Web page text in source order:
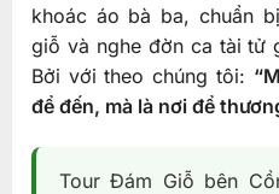
khoác áo bà ba, chuẩn
giỗ và nghe đờn ca tài tử
Bởi với theo chúng tôi:
để đến, mà là nơi để
Tour Đám Giỗ bên